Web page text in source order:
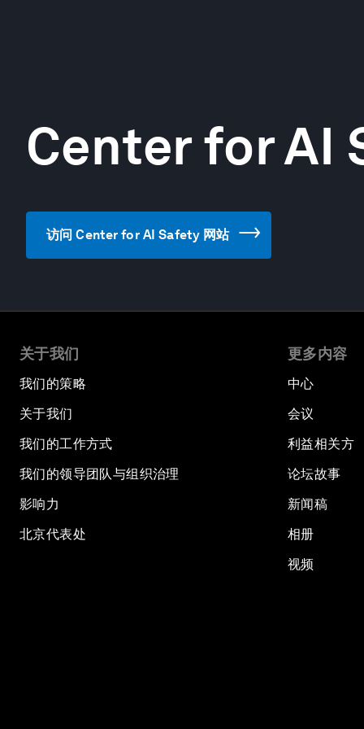
Center for AI
访问 Center for AI Safety 网站
关于我们
我们的策略
关于我们
我们的工作方式
我们的领导团队与组织治理
影响力
北京代表处
更多内容
中心
会议
利益相关方
论坛故事
新闻稿
相册
视频